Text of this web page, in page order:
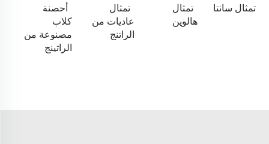
تمثال سانتا
تمثال
هالوين
تمثال
عاديات من
الراتنج
أحصنة
كلاب
مصنوعة من
الراتينج